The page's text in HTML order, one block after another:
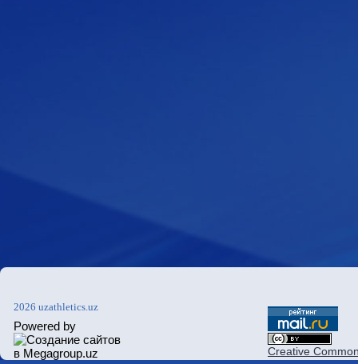
2026 uzathletics.uz
Powered by
Creative